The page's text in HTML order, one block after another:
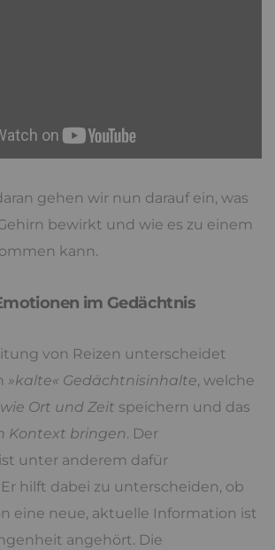
gehen wir nun darauf ein, was
bewirkt und wie es zu einem
kann.
im Gedächtnis
von Reizen unterscheidet
»kalte« Gedächtnisinhalte, welche
Ort und Zeit speichern und das
Kontext bringen. Der
ist unter anderem dafür
hilft dabei zu unterscheiden, ob
eine neue, aktuelle Information ist
angehört. Die